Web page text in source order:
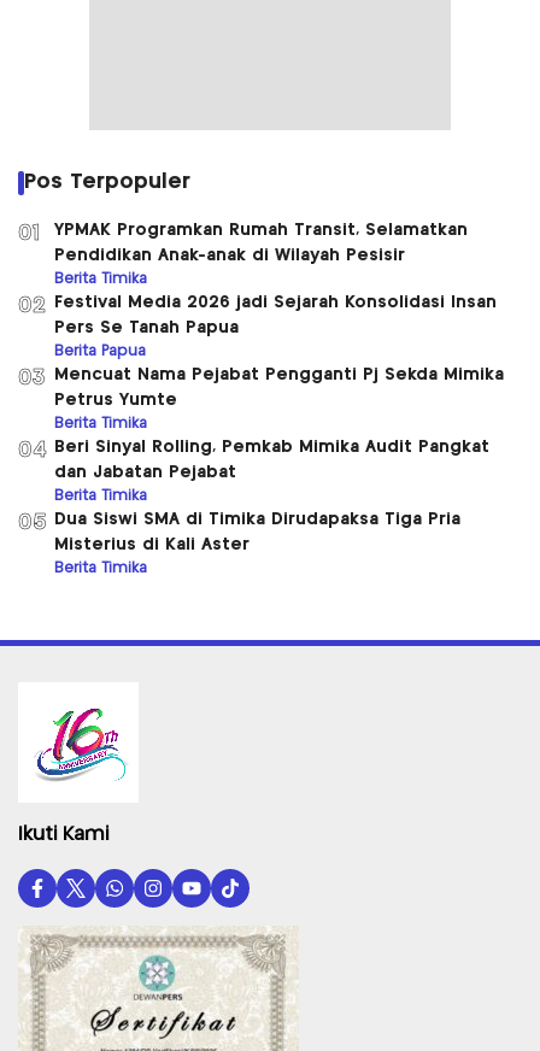
Pos Terpopuler
01
YPMAK Programkan Rumah Transit, Selamatkan
Pendidikan Anak-anak di Wilayah Pesisir
Berita Timika
02
Festival Media 2026 jadi Sejarah Konsolidasi Insan
Pers Se Tanah Papua
Berita Papua
03
Mencuat Nama Pejabat Pengganti Pj Sekda Mimika
Petrus Yumte
Berita Timika
04
Beri Sinyal Rolling, Pemkab Mimika Audit Pangkat
dan Jabatan Pejabat
Berita Timika
05
Dua Siswi SMA di Timika Dirudapaksa Tiga Pria
Misterius di Kali Aster
Berita Timika
Ikuti Kami